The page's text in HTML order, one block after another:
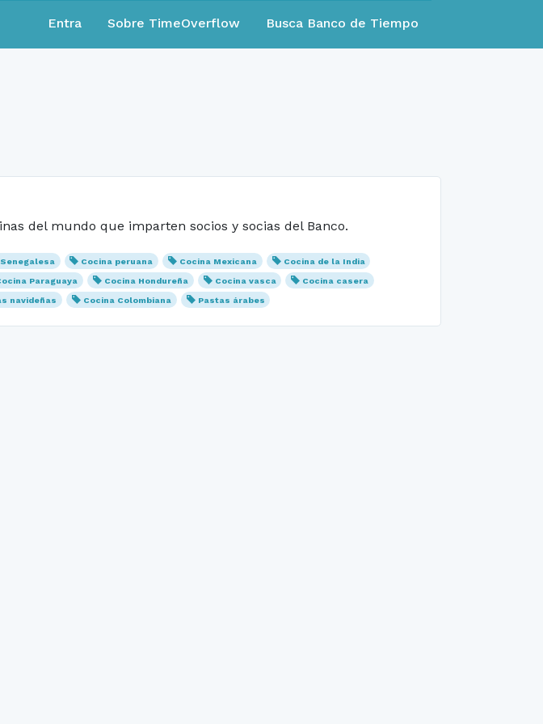
Entra Sobre TimeOverflow Busca Banco de Tiempo
del mundo que imparten socios y socias del Banco.
Cocina peruana Cocina Mexicana
Cocina de la India
Paraguaya Cocina Hondureña Cocina vasca
Cocina casera
navideñas Cocina Colombiana Pastas árabes